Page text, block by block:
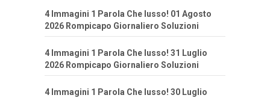
4 Immagini 1 Parola Che lusso! 01 Agosto
2026 Rompicapo Giornaliero Soluzioni
4 Immagini 1 Parola Che lusso! 31 Luglio
2026 Rompicapo Giornaliero Soluzioni
4 Immagini 1 Parola Che lusso! 30 Luglio